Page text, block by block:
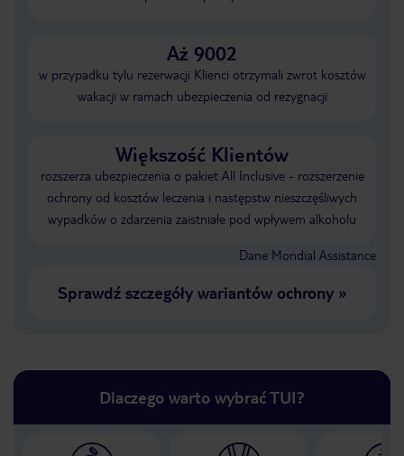
Aż 9002
w przypadku tylu rezerwacji Klienci otrzymali zwrot kosztów
wakacji w ramach ubezpieczenia od rezygnacji
Większość Klientów
rozszerza ubezpieczenia o pakiet All Inclusive - rozszerzenie
ochrony od kosztów leczenia i następstw nieszczęśliwych
wypadków o zdarzenia zaistniałe pod wpływem alkoholu
Dane Mondial Assistance
Sprawdź szczegóły wariantów ochrony»
Dlaczego warto wybrać TUI?